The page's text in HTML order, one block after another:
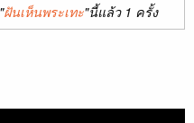
ฝันเห็นพระเทะ"นี้แล้ว 1 ครั้ง